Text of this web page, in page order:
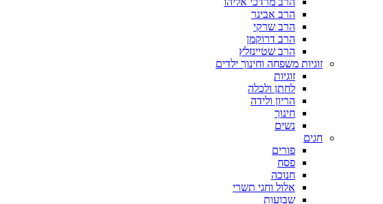
הרב אבינר
הרב שרקי
הרב דרוקמן
הרב שטיינזלץ
זוגיות משפחה וחינוך ילדים
זוגיות
לחתן ולכלה
הריון ולידה
חינוך
נשים
חגים
פורים
פסח
חנוכה
אלול וחגי תשרי
שבועות